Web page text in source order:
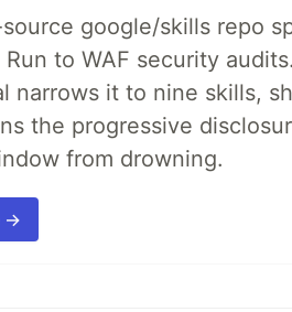
google/skills repo
Run to WAF security
narrows it to nine skills,
the progressive
from drowning.
→